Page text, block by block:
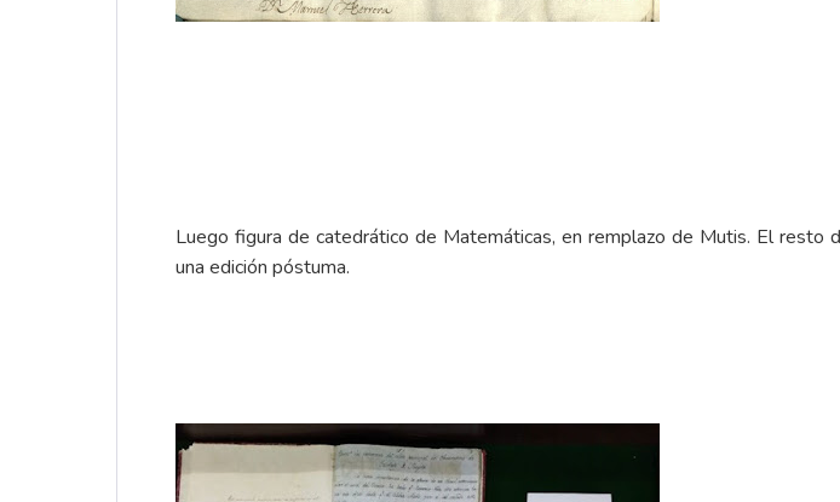
Luego figura de catedrático de Matemáticas, en remplazo de Mutis. El
una edición póstuma.